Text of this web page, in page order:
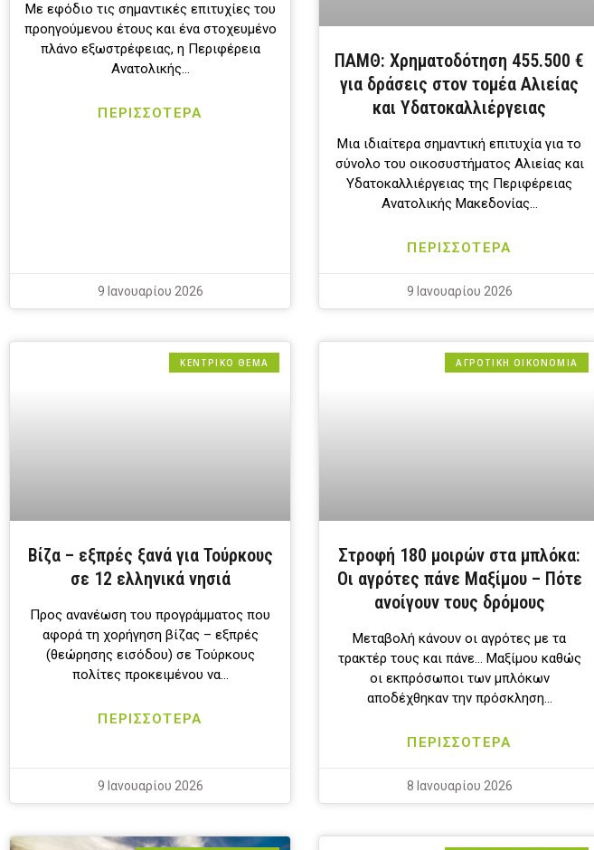
Με εφόδιο τις σημαντικές επιτυχίες του
προηγούμενου έτους και ένα στοχευμένο
πλάνο εξωστρέφειας, η Περιφέρεια
Ανατολικής…
ΠΕΡΙΣΣΟΤΕΡΑ
9 Ιανουαρίου 2026
ΠΑΜΘ: Χρηματοδότηση 455.500 €
για δράσεις στον τομέα Αλιείας
και Υδατοκαλλιέργειας
Μια ιδιαίτερα σημαντική επιτυχία για το
σύνολο του οικοσυστήματος Αλιείας και
Υδατοκαλλιέργειας της Περιφέρειας
Ανατολικής Μακεδονίας…
ΠΕΡΙΣΣΟΤΕΡΑ
9 Ιανουαρίου 2026
ΚΕΝΤΡΙΚΟ ΘΕΜΑ
Βίζα – εξπρές ξανά για Τούρκους
σε 12 ελληνικά νησιά
Προς ανανέωση του προγράμματος που
αφορά τη χορήγηση βίζας – εξπρές
(θεώρησης εισόδου) σε Τούρκους
πολίτες προκειμένου να…
ΠΕΡΙΣΣΟΤΕΡΑ
9 Ιανουαρίου 2026
ΑΓΡΟΤΙΚΗ ΟΙΚΟΝΟΜΙΑ
Στροφή 180 μοιρών στα μπλόκα:
Οι αγρότες πάνε Μαξίμου – Πότε
ανοίγουν τους δρόμους
Μεταβολή κάνουν οι αγρότες με τα
τρακτέρ τους και πάνε… Μαξίμου καθώς
οι εκπρόσωποι των μπλόκων
αποδέχθηκαν την πρόσκληση…
ΠΕΡΙΣΣΟΤΕΡΑ
8 Ιανουαρίου 2026